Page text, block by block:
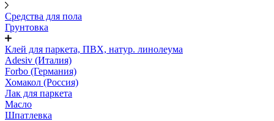
Средства для пола
Грунтовка
Клей для паркета, ПВХ, натур. линолеума
Adesiv (Италия)
Forbo (Германия)
Хомакол (Россия)
Лак для паркета
Масло
Шпатлевка